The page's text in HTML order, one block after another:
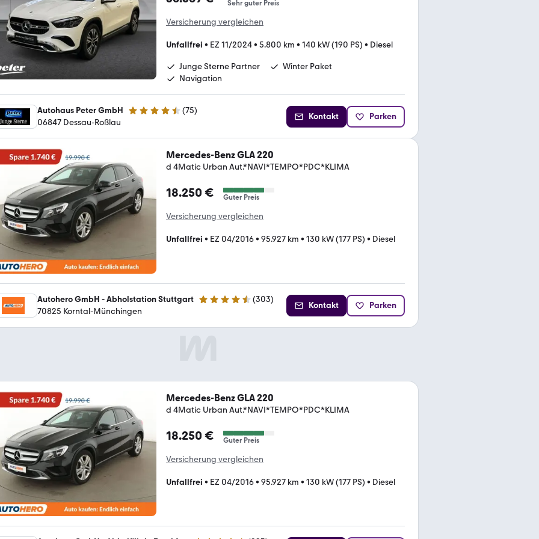
Sehr guter Preis
Versicherung vergleichen
Unfallfrei • EZ 11/2024• 5.800 km • 140 kW (190 PS) • Diesel
Junge Sterne Partner
Winter Paket
Navigation
Autohaus Peter GmbH 4.7 Sterne (75)
06847 Dessau-Roßlau
Kontakt Parken
Mercedes-Benz GLA 220
d 4Matic Urban Aut.*NAVI*TEMPO*PDC*KLIMA
18.250 € Guter Preis
Versicherung vergleichen
Unfallfrei • EZ 04/2016• 95.927 km • 130 kW (177 PS) • Diesel
Autohero GmbH - Abholstation Stuttgart 4.4 Sterne (303)
70825 Korntal-Münchingen
Kontakt Parken
Mercedes-Benz GLA 220
d 4Matic Urban Aut.*NAVI*TEMPO*PDC*KLIMA
18.250 € Guter Preis
Versicherung vergleichen
Unfallfrei • EZ 04/2016• 95.927 km • 130 kW (177 PS) • Diesel